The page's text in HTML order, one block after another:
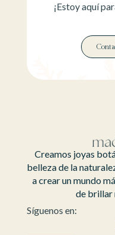
¡Estoy aquí
Creamos joyas
belleza de la
a crear un mundo
de brillar
Síguenos en: